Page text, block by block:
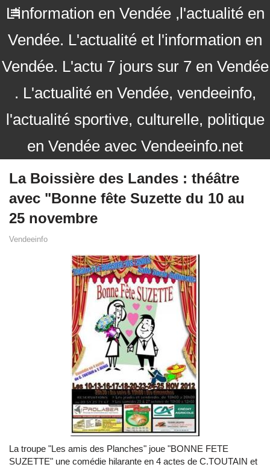
L'information en Vendée ,l'actualité en
Vendée. L'actualité et l'information en
Vendée. L'actu 7 jours sur 7 en Vendée
. L'actualité en Vendée, vendeeinfo,
l'actualité sportive, culturelle, politique
en Vendée avec Vendeeinfo.net
La Boissière des Landes : théâtre
avec "Bonne fête Suzette du 10 au
25 novembre
Vendeeinfo
La troupe "Les amis des Planches" joue "BONNE FETE
SUZETTE" une comédie hilarante en 4 actes de C.TOUTAIN et